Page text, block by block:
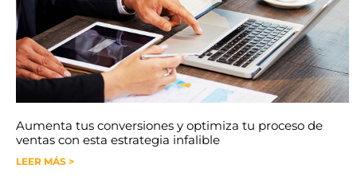
Aumenta tus conversiones y optimiza tu proceso de
ventas con esta estrategia infalible
LEER MÁS >